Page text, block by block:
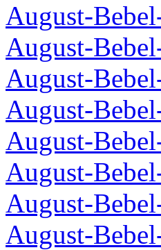
August-
August-
August-
August-
August-
August-
August-
August-